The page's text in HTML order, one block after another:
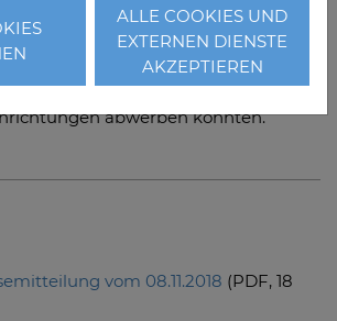
diesem Anliegen erhoffen sie sich
die ebenfalls die Gefahr
Krankenhäuser und Pflegeheime in
aus
abwerben könnten.
vom 08.11.2018 (PDF, 18
ALLE COOKIES UND
EXTERNEN DIENSTE
AKZEPTIEREN